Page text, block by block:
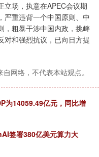
立场，执意在APEC会议期
严重违背一个中国原则、中
，粗暴干涉中国内政，挑衅
对和强烈抗议，已向日方提
网络，不代表本站观点。
为14059.49亿元，同比增
签署380亿美元算力大